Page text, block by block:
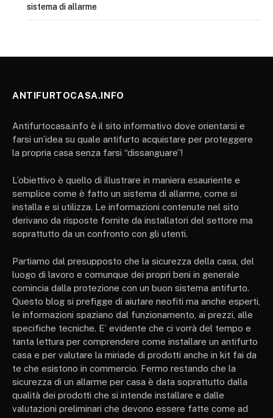
sistema di allarme
ANTIFURTOCASA.INFO
Antifurtocasa.info è il sito informativo dove orientarsi e
farsi un’idea su quale antifurto acquistare per proteggere
la propria casa senza farsi “dissanguare”!
L’obiettivo è quello di illustrare in maniera esauriente e
semplice come è fatto un sistema di allarme, come si
installa e si utilizza. Le informazioni contenute nel sito
derivano da risposte fornite da installatori del settore ma
soprattutto da un confronto con gli utenti.
Partiamo dal presupposto che la sicurezza della casa, del
luogo di lavoro e comunque dei propri beni in generale
comincia dalla protezione con un buon sistema antifurto.
Questo blog si prefigge di aiutare neofiti ma anche esperti,
le informazioni spaziano dal funzionamento, ai prezzi, alle
specifiche tecniche. E’ evidente che ci vorrà del tempo e
tanta lettura per comprendere come installare un antifurto
casa e per valutare la miriade di prodotti anche in kit fai da
te che esistono in commercio. Fermo restando che la
sicurezza di un allarme per casa è data soprattutto dalla
qualità dei prodotti che si intende installare e dalle
valutazioni preliminari che devono essere fatte come ad